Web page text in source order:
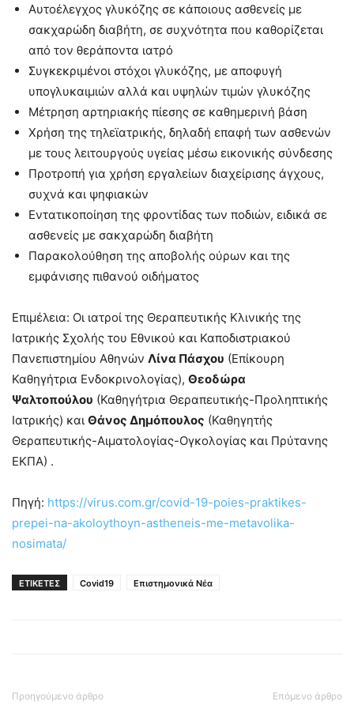
Αυτοέλεγχος γλυκόζης σε κάποιους ασθενείς με
σακχαρώδη διαβήτη, σε συχνότητα που καθορίζεται
από τον θεράποντα ιατρό
Συγκεκριμένοι στόχοι γλυκόζης, με αποφυγή
υπογλυκαιμιών αλλά και υψηλών τιμών γλυκόζης
Μέτρηση αρτηριακής πίεσης σε καθημερινή βάση
Χρήση της τηλεϊατρικής, δηλαδή επαφή των ασθενών
με τους λειτουργούς υγείας μέσω εικονικής σύνδεσης
Προτροπή για χρήση εργαλείων διαχείρισης άγχους,
συχνά και ψηφιακών
Εντατικοποίηση της φροντίδας των ποδιών, ειδικά σε
ασθενείς με σακχαρώδη διαβήτη
Παρακολούθηση της αποβολής ούρων και της
εμφάνισης πιθανού οιδήματος
Επιμέλεια: Οι ιατροί της Θεραπευτικής Κλινικής της
Ιατρικής Σχολής του Εθνικού και Καποδιστριακού
Πανεπιστημίου Αθηνών Λίνα Πάσχου (Επίκουρη
Καθηγήτρια Ενδοκρινολογίας), Θεοδώρα
Ψαλτοπούλου (Καθηγήτρια Θεραπευτικής-Προληπτικής
Ιατρικής) και Θάνος Δημόπουλος (Καθηγητής
Θεραπευτικής-Αιματολογίας-Ογκολογίας και Πρύτανης
ΕΚΠΑ) .
Πηγή: https://virus.com.gr/covid-19-poies-praktikes-
prepei-na-akoloythoyn-astheneis-me-metavolika-
nosimata/
ΕΤΙΚΕΤΕΣ Covid19 Επιστημονικά Νέα
Προηγούμενο άρθρο Επόμενο άρθρο